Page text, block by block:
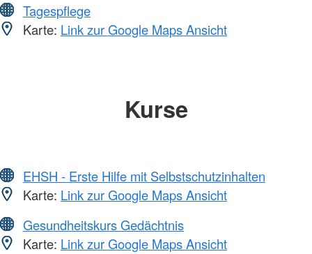
Tagespflege
Karte: Link zur Google Maps Ansicht
Kurse
EHSH - Erste Hilfe mit Selbstschutzinhalten
Karte: Link zur Google Maps Ansicht
Gesundheitskurs Gedächtnis
Karte: Link zur Google Maps Ansicht